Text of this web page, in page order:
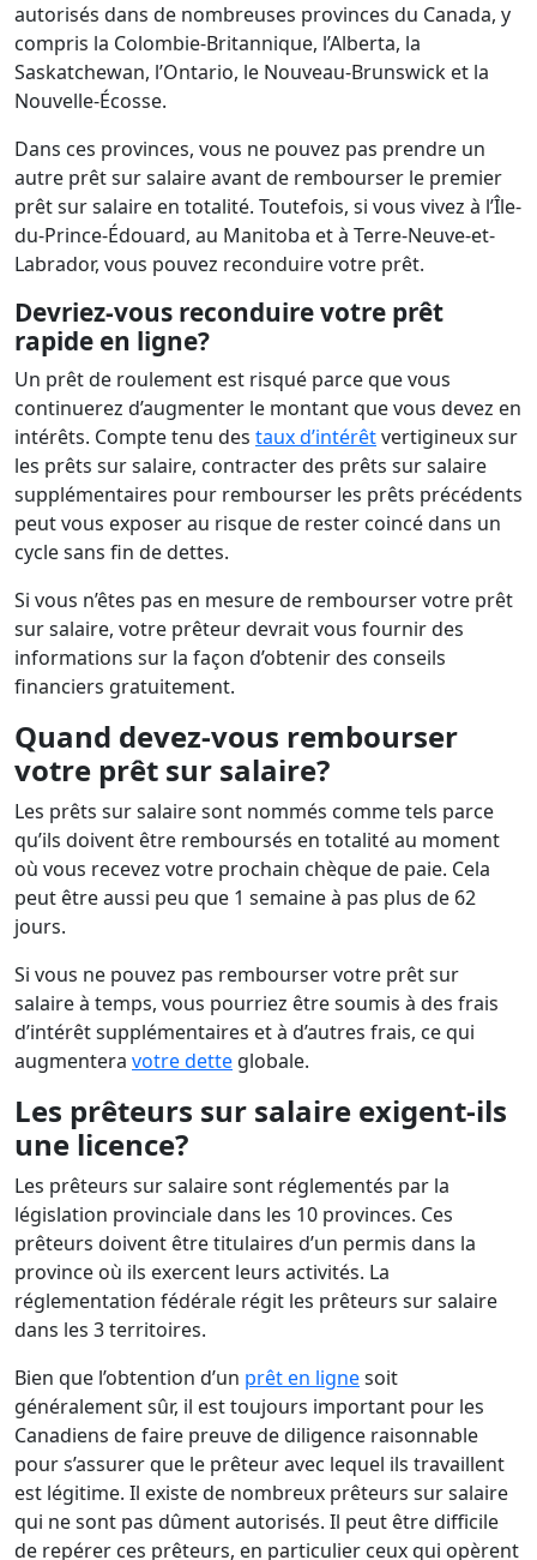
autorisés dans de nombreuses provinces du Canada, y
compris la Colombie-Britannique, l’Alberta, la
Saskatchewan, l’Ontario, le Nouveau-Brunswick et la
Nouvelle-Écosse.
Dans ces provinces, vous ne pouvez pas prendre un
autre prêt sur salaire avant de rembourser le premier
prêt sur salaire en totalité. Toutefois, si vous vivez à l’Île-
du-Prince-Édouard, au Manitoba et à Terre-Neuve-et-
Labrador, vous pouvez reconduire votre prêt.
Devriez-vous reconduire votre prêt
rapide en ligne?
Un prêt de roulement est risqué parce que vous
continuerez d’augmenter le montant que vous devez en
intérêts. Compte tenu des taux d’intérêtvertigineux sur
les prêts sur salaire, contracter des prêts sur salaire
supplémentaires pour rembourser les prêts précédents
peut vous exposer au risque de rester coincé dans un
cycle sans fin de dettes.
Si vous n’êtes pas en mesure de rembourser votre prêt
sur salaire, votre prêteur devrait vous fournir des
informations sur la façon d’obtenir des conseils
financiers gratuitement.
Quand devez-vous rembourser
votre prêt sur salaire?
Les prêts sur salaire sont nommés comme tels parce
qu’ils doivent être remboursés en totalité au moment
où vous recevez votre prochain chèque de paie. Cela
peut être aussi peu que 1 semaine à pas plus de 62
jours.
Si vous ne pouvez pas rembourser votre prêt sur
salaire à temps, vous pourriez être soumis à des frais
d’intérêt supplémentaires et à d’autres frais, ce qui
augmentera votre dette globale.
Les prêteurs sur salaire exigent-ils
une licence?
Les prêteurs sur salaire sont réglementés par la
législation provinciale dans les 10 provinces. Ces
prêteurs doivent être titulaires d’un permis dans la
province où ils exercent leurs activités. La
réglementation fédérale régit les prêteurs sur salaire
dans les 3 territoires.
Bien que l’obtention d’un prêt en lignesoit
généralement sûr, il est toujours important pour les
Canadiens de faire preuve de diligence raisonnable
pour s’assurer que le prêteur avec lequel ils travaillent
est légitime. Il existe de nombreux prêteurs sur salaire
qui ne sont pas dûment autorisés. Il peut être difficile
de repérer ces prêteurs, en particulier ceux qui opèrent